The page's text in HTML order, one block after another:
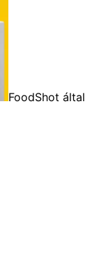
FoodShot által